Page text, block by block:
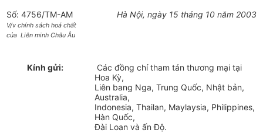
Số: 4756/TM-AM
V/v chính sách hoá chất
của Liên minh Châu Âu
Hà Nội, ngày 15 tháng 10 năm 2003
Kính gửi:
Các đồng chí tham tán thương mại tại
Hoa Kỳ,
Liên bang Nga, Trung Quốc, Nhật bản,
Australia,
Indonesia, Thailan, Maylaysia, Philippines,
Hàn Quốc,
Đài Loan và ấn Độ.